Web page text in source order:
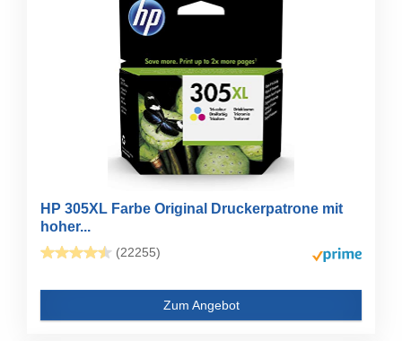
HP 305XL Farbe Original Druckerpatrone mit
hoher...
(22255)
Zum Angebot